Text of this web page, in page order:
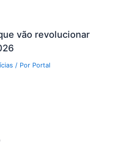
vão revolucionar
/ Por Portal